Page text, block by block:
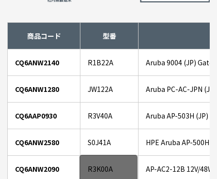
商品コード 型番
CQ6ANW2140 R1B22A Aruba 9004 (JP)
CQ6ANW1280 JW122A Aruba PC-AC-JPN
CQ6AAP0930 R3V40A Aruba AP-503H (JP)
CQ6ANW2580 S0J41A HPE Aruba AP-500H-
CQ6ANW2090 R3K00A AP-AC2-12B 12V/